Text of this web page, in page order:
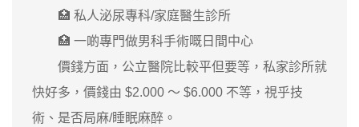
🏥 私人泌尿專科/家庭醫生診所
🏥 一啲專門做男科手術嘅日間中心
價錢方面，公立醫院比較平但要等，私家診所就
快好多，價錢由 $2.000 ～ $6.000 不等，視乎技
術、是否局麻/睡眠麻醉。